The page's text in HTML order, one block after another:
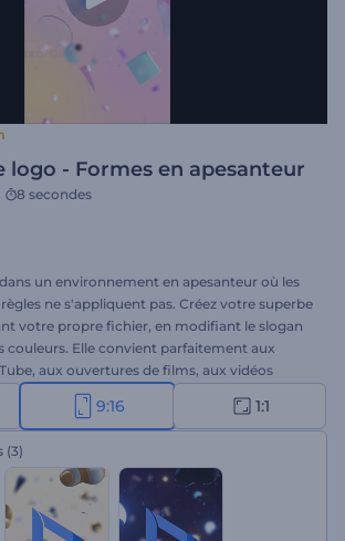
logo - Formes en apesanteur
8 secondes
un environnement en apesanteur où les
ne s'appliquent pas. Créez votre superbe
votre propre fichier, en modifiant le slogan
couleurs. Elle convient parfaitement aux
aux ouvertures de films, aux vidéos
d'autres usages. À vous d'essayer cette
9:16 1:1
(3)